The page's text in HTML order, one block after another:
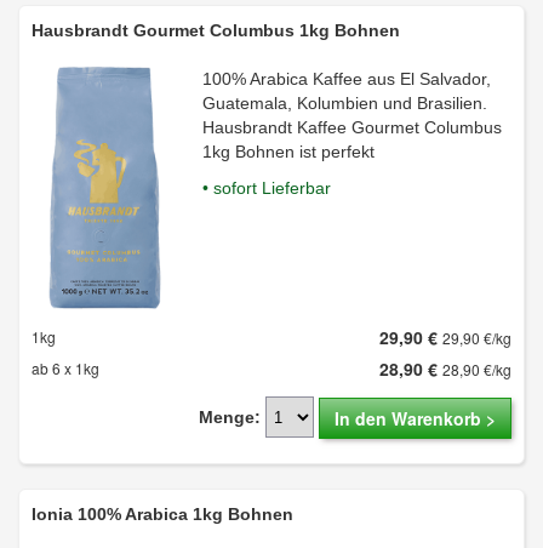
Hausbrandt Gourmet Columbus 1kg Bohnen
100% Arabica Kaffee aus El Salvador,
Guatemala, Kolumbien und Brasilien.
Hausbrandt Kaffee Gourmet Columbus
1kg Bohnen ist perfekt
• sofort Lieferbar
1kg 29,90 € 29,90 €/kg
ab 6 x 1kg
28,90 € 28,90 €/kg
Menge: In den Warenkorb >
Ionia 100% Arabica 1kg Bohnen